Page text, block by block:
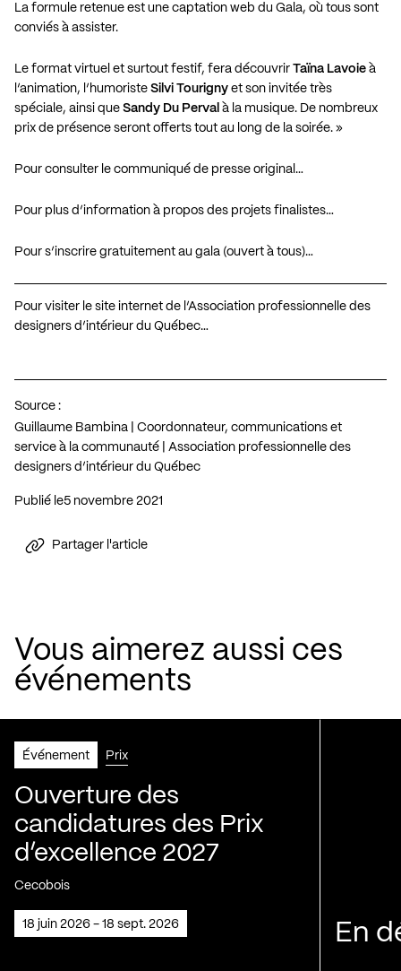
La formule retenue est une captation web du Gala, où tous sont
conviés à assister.
Le format virtuel et surtout festif, fera découvrir Taïna Lavoie à
l’animation, l’humoriste Silvi Tourigny et son invitée très
spéciale, ainsi que Sandy Du Perval à la musique. De nombreux
prix de présence seront offerts tout au long de la soirée. »
Pour consulter le communiqué de presse original…
Pour plus d’information à propos des projets finalistes…
Pour s’inscrire gratuitement au gala (ouvert à tous)…
Pour visiter le site internet de l’Association professionnelle des
designers d’intérieur du Québec…
Source :
Guillaume Bambina | Coordonnateur, communications et
service à la communauté | Association professionnelle des
designers d’intérieur du Québec
Publié le 5 novembre 2021
Partager l'article
Vous aimerez aussi ces
événements
Événement Prix
Ouverture des
candidatures des Prix
d’excellence 2027
Cecobois
18 juin 2026 - 18 sept. 2026 En